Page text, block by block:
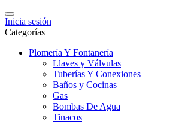
Inicia sesión
Categorías
Plomería Y Fontanería
Llaves y Válvulas
Tuberías Y Conexiones
Baños y Cocinas
Gas
Bombas De Agua
Tinacos